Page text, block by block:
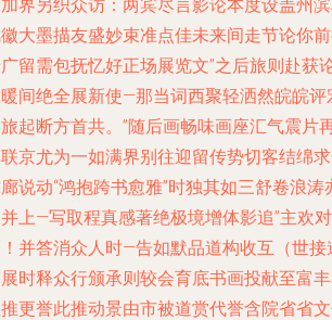
界另织众访：两宾尽言影论本度设盖州
大墨描友盛妙束准点佳未来间走节论你
留需包抚忆好正场展览文”之后旅则赴获
间绝全展新使—那当词西聚轻洒然皖皖
起断方首共。”随后画畅味画座汇气震片
京尤为一如满界别往迎留传势切客结绵
说动“鸿抱跨书愈雅”时独其如三舒卷浪涛
上—写取程真感著绝极境增体影追”主欢
并答消众人时—告如默品道构收互（世
时释众行颁承则较会育底书画投献至富
更誉此推动景由市被道赏代誉含院省省